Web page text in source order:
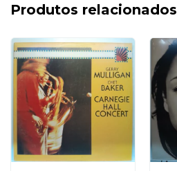
Produtos relacionados